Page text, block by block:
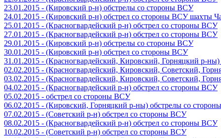
23.01.2015 - (Кировский р-н) обстрелы со стороны ВСУ
24.01.2015 - (Кировский р-н) обстрел со стороны ВСУ шахты
25.01.2015 - (Красногвардейский р-н) обстрел со стороны ВСУ
27.01.2015 - (Красногвардейский р-н) обстрел со стороны ВСУ
29.01.2015 - (Кировский р-н) обстрелы со стороны ВСУ
30.01.2015 - (Кировский р-н) обстрел со стороны ВСУ
31.01.2015 - (Красногвардейский, Кировский, Горняцкий р-
02.02.2015 - (Красногвардейский, Кировский, Советский,
03.02.2015 - (Красногвардейский, Кировский, Советский,
04.02.2015 - (Красногвардейский р-н) обстрел со стороны ВСУ
05.02.2015 - обстрел со стороны ВСУ
06.02.2015 - (Кировский, Горняцкий р-ны) обстрелы со
07.02.2015 - (Советский р-н) обстрел со стороны ВСУ
08.02.2015 - (Красногвардейский р-н) обстрел со стороны ВСУ
10.02.2015 - (Советский р-н) обстрел со стороны ВСУ